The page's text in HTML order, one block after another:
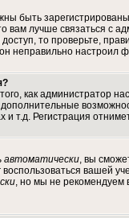
быть
вам лучше связаться с
то проверьте,
неправильно настроил
как
и т.д. Регистрация
автоматически, вы
воспользоваться вашей
, но мы не рекомендуем